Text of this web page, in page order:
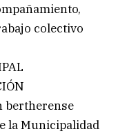
colectivo
bertherense
la Municipalidad